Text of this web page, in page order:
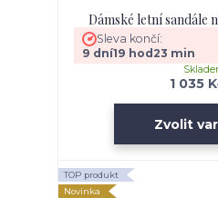
Dámské letní sandále
1 035
Sleva končí:
9 dní19 hod23 min
Zvolit
TOP produkt
Novinka